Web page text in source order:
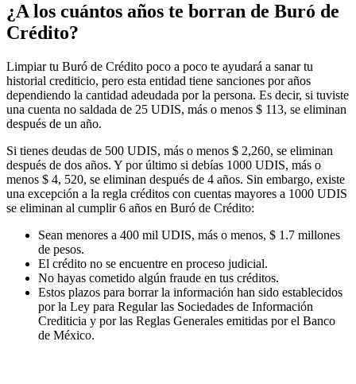
¿A los cuántos años te borran de Buró de
Crédito?
Limpiar tu Buró de Crédito poco a poco te ayudará a sanar tu
historial crediticio, pero esta entidad tiene sanciones por años
dependiendo la cantidad adeudada por la persona. Es decir, si tuviste
una cuenta no saldada de 25 UDIS, más o menos $ 113, se eliminan
después de un año.
Si tienes deudas de 500 UDIS, más o menos $ 2,260, se eliminan
después de dos años. Y por último si debías 1000 UDIS, más o
menos $ 4, 520, se eliminan después de 4 años. Sin embargo, existe
una excepción a la regla créditos con cuentas mayores a 1000 UDIS
se eliminan al cumplir 6 años en Buró de Crédito:
Sean menores a 400 mil UDIS, más o menos, $ 1.7 millones
de pesos.
El crédito no se encuentre en proceso judicial.
No hayas cometido algún fraude en tus créditos.
Estos plazos para borrar la información han sido establecidos
por la Ley para Regular las Sociedades de Información
Crediticia y por las Reglas Generales emitidas por el Banco
de México.